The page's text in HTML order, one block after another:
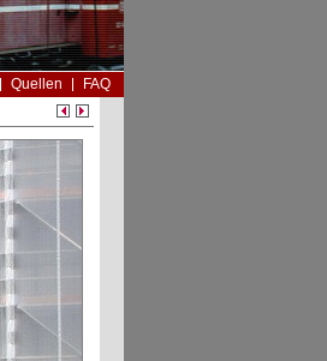
Quellen
FAQ